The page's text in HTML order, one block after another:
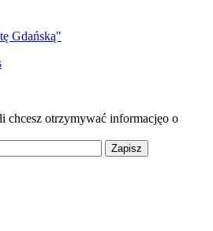
Gdańską"
chcesz otrzymywać informacjęo o
Zapisz